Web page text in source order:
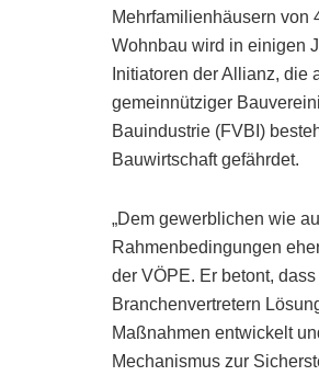
Mehrfamilienhäusern von
Wohnbau wird in einigen
Initiatoren der Allianz, die
gemeinnütziger
Bauindustrie (FVBI)
Bauwirtschaft gefährdet.
„Dem gewerblichen wie
Rahmenbedingungen
der VÖPE. Er betont,
Branchenvertretern
Maßnahmen entwickelt
Mechanismus zur